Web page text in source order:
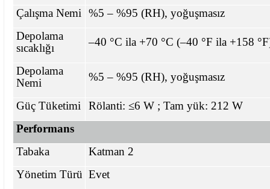
Çalışma Nemi
%5 – %95 (RH), yoğuşmasız
Depolama
sıcaklığı
–40 °C ila +70 °C (–40 °F ila +158
Depolama
Nemi
%5 – %95 (RH), yoğuşmasız
Güç Tüketimi
Rölanti: ≤6 W ; Tam yük: 212 W
Performans
Tabaka
Katman 2
Yönetim Türü Evet